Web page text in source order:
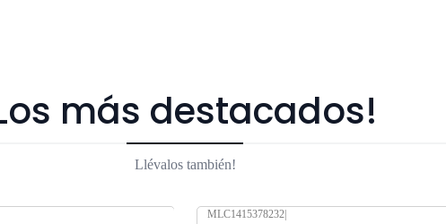
más destacados!
Llévalos también!
MLC1415378232